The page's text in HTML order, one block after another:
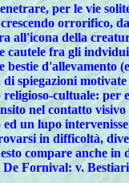
per le vie
orrorifico,
all'icona della
cautele fra gli
bestie
spiegazioni
cultuale: per
nel contatto
lupo
in difficoltà,
compare anche
Fornival: v.